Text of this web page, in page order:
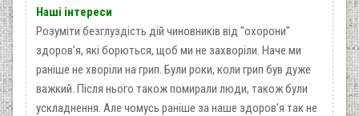
Наші інтереси
Розуміти безглуздість дій чиновників від "охорони"
здоров'я, які борються, щоб ми не захворіли. Наче ми
раніше не хворіли на грип. Були роки, коли грип був дуже
важкий. Після нього також помирали люди, також були
ускладнення. Але чомусь раніше за наше здоров'я так не